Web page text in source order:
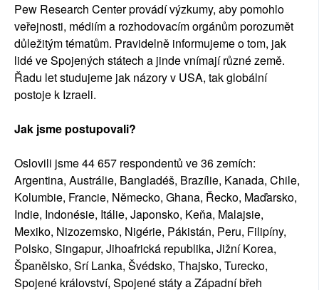
Pew Research Center provádí výzkumy, aby pomohlo
veřejnosti, médiím a rozhodovacím orgánům porozumět
důležitým tématům. Pravidelně informujeme o tom, jak
lidé ve Spojených státech a jinde vnímají různé země.
Řadu let studujeme jak názory v USA, tak globální
postoje k Izraeli.
Jak jsme postupovali?
Oslovili jsme 44 657 respondentů ve 36 zemích:
Argentina, Austrálie, Bangladéš, Brazílie, Kanada, Chile,
Kolumbie, Francie, Německo, Ghana, Řecko, Maďarsko,
Indie, Indonésie, Itálie, Japonsko, Keňa, Malajsie,
Mexiko, Nizozemsko, Nigérie, Pákistán, Peru, Filipíny,
Polsko, Singapur, Jihoafrická republika, Jižní Korea,
Španělsko, Srí Lanka, Švédsko, Thajsko, Turecko,
Spojené království, Spojené státy a Západní břeh